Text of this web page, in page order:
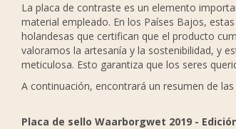
La placa de contraste es un elemento
material empleado. En los Países Bajos,
holandesas que certifican que el producto
valoramos la artesanía y la sostenibilidad, y
meticulosa. Esto garantiza que los seres
A continuación, encontrará un resumen de
Placa de sello Waarborgwet 2019 -